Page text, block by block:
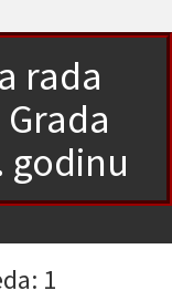
rada
godinu
1